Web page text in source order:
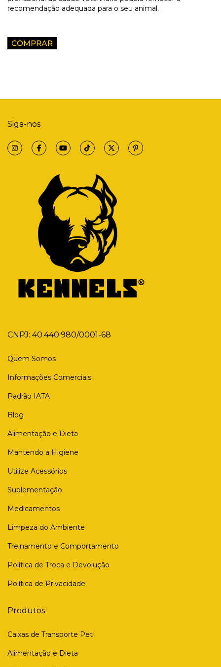
recomendação adequada para o seu animal.
Siga-nos
CNPJ: 40.440.980/0001-68
Quem Somos
Informações Comerciais
Padrão IATA
Blog
Alimentação e Dieta
Mantendo a Higiene
Utilize Acessórios
Suplementação
Medicamentos
Limpeza do Ambiente
Treinamento e Comportamento
Política de Troca e Devolução
Política de Privacidade
Produtos
Caixas de Transporte Pet
Alimentação e Dieta